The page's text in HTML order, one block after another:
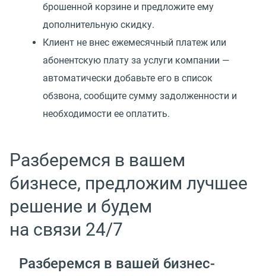
брошенной корзине и предложите ему
дополнительную скидку.
Клиент не внес ежемесячный платеж или
абонентскую плату за услуги компании —
автоматически добавьте его в список
обзвона, сообщите сумму задолженности и
необходимости ее оплатить.
Разберемся в вашем
бизнесе, предложим лучшее
решение и будем
на связи 24/7
Разберемся в вашей бизнес-